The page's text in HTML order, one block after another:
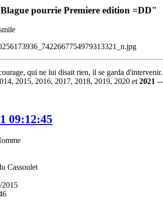
pourrie Premiere edition =DD"
qui ne lui disait rien, il se garda
2015, 2016, 2017, 2018, 2019, 2020 et 2021
09:12:45
Cassoulet
2015